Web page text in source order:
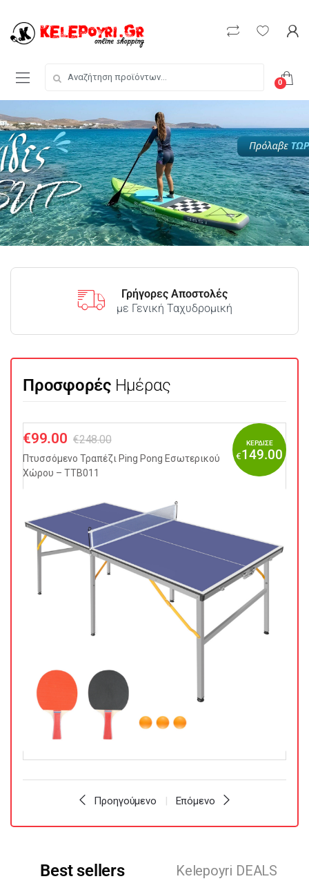
0
Γρήγορες Αποστολές
με Γενική Ταχυδρομική
ΠροσφορέςΗμέρας
€99.00 €248.00
Πτυσσόμενo Τραπέζι Ping Pong Εσωτερικού
Χώρου – TTB011
ΚΕΡΔΙΣΕ
€149.00
Προηγούμενο Επόμενο
Best sellers Kelepoyri DEALS